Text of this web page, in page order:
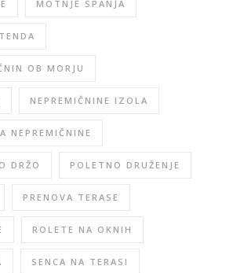
MOTNJE SPANJA
OB MORJU
NEPREMIČNINE IZOLA
NEPREMIČNINE
DRŽO POLETNO DRUŽENJE
PRENOVA TERASE
ROLETE NA OKNIH
SENCA NA TERASI